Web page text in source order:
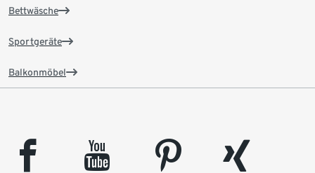
Bettwäsche
Sportgeräte
Balkonmöbel
facebook youtube pinterest
xing